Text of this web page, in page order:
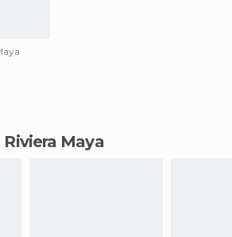
Riviera Maya